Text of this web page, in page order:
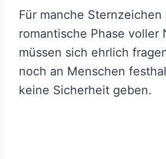
Für manche
romantische Phase voller
müssen sich ehrlich
noch an Menschen
keine Sicherheit geben.